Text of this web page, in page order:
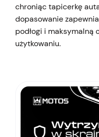
chroniąc tapicerkę
dopasowanie
podłogi i maksymalną
użytkowaniu.